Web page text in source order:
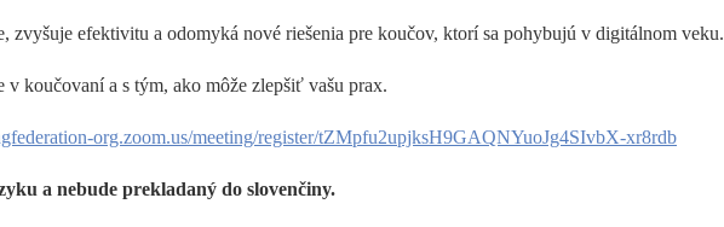
zvyšuje efektivitu a odomyká nové riešenia pre koučov, ktorí sa pohybujú v digitálnom veku.
koučovaní a s tým, ako môže zlepšiť vašu prax.
org.zoom.us/meeting/register/tZMpfu2upjksH9GAQNYuoJg4SIvbX-xr8rdb
a nebude prekladaný do slovenčiny.